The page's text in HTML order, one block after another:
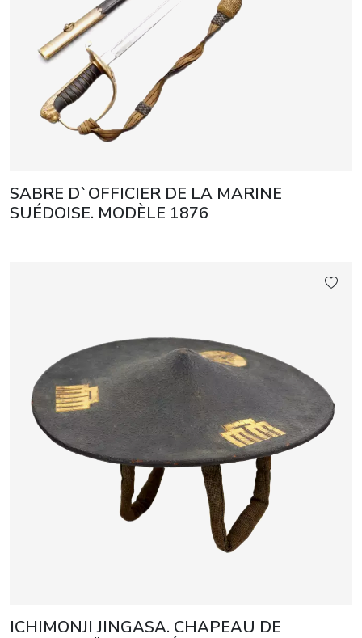
SABRE D`OFFICIER DE LA MARINE
SUÉDOISE. MODÈLE 1876
ICHIMONJI JINGASA. CHAPEAU DE